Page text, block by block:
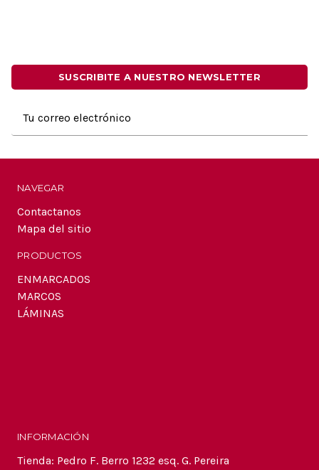
SUSCRIBITE A NUESTRO NEWSLETTER
electrónico
NAVEGAR
Contactanos
Mapa del sitio
PRODUCTOS
ENMARCADOS
MARCOS
LÁMINAS
INFORMACIÓN
Tienda: Pedro F. Berro 1232 esq. G. Pereira